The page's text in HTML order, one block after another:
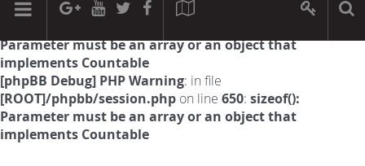
[phpBB Debug] PHP Warning: in file
Parameter must be an array or an object that
implements Countable
[phpBB Debug] PHP Warning: in file
[ROOT]/phpbb/session.php on line 650: sizeof():
Parameter must be an array or an object that
implements Countable